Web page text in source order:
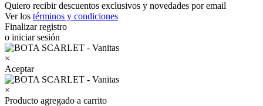
Quiero recibir descuentos exclusivos y novedades por email
Ver los términos y condiciones
Finalizar registro
o iniciar sesión
×
Aceptar
×
Producto agregado a carrito